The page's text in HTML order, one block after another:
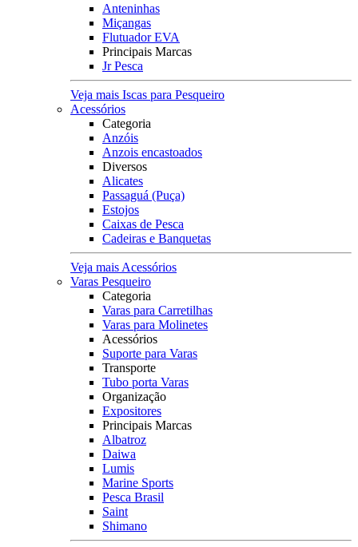
Anteninhas
Miçangas
Flutuador EVA
Principais Marcas
Jr Pesca
Veja mais Iscas para Pesqueiro
Acessórios
Categoria
Anzóis
Anzois encastoados
Diversos
Alicates
Passaguá (Puça)
Estojos
Caixas de Pesca
Cadeiras e Banquetas
Veja mais Acessórios
Varas Pesqueiro
Categoria
Varas para Carretilhas
Varas para Molinetes
Acessórios
Suporte para Varas
Transporte
Tubo porta Varas
Organização
Expositores
Principais Marcas
Albatroz
Daiwa
Lumis
Marine Sports
Pesca Brasil
Saint
Shimano